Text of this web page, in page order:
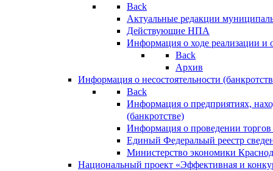
Back
Актуальные редакции
Действующие НПА
Информация о ходе реализации
Back
Архив
Информация о несостоятельности
Back
Информация о предприятиях,
(банкротстве)
Информация о проведении
Единый Федеральый реестр
Министерство экономики
Национальный проект «Эффективная и